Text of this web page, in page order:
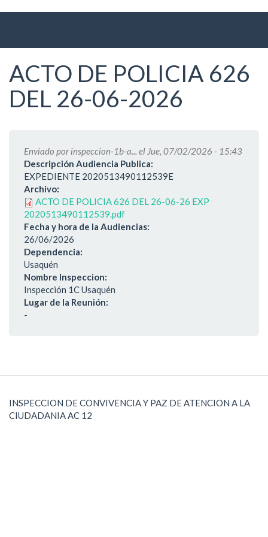
ACTO DE POLICIA 626
DEL 26-06-2026
Enviado porinspeccion-1b-a...
el Jue, 07/02/2026 - 15:43
Descripción Audiencia Publica:
EXPEDIENTE 2020513490112539E
Archivo:
ACTO DE POLICIA 626 DEL 26-06-26 EXP
2020513490112539.pdf
Fecha y hora de la Audiencias:
26/06/2026
Dependencia:
Usaquén
Nombre Inspeccion:
Inspección 1C Usaquén
Lugar de la Reunión:
-
INSPECCION DE CONVIVENCIA Y PAZ DE ATENCION A LA
CIUDADANIA AC 12